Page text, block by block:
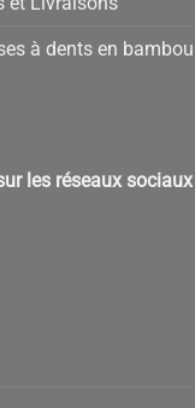
à dents en bambou
les réseaux sociaux